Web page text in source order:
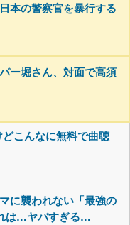
本の警察官を暴行する
ー堀さん、対面で高須
こんなに無料で曲聴
に襲われない「最強の
は…ヤバすぎる…